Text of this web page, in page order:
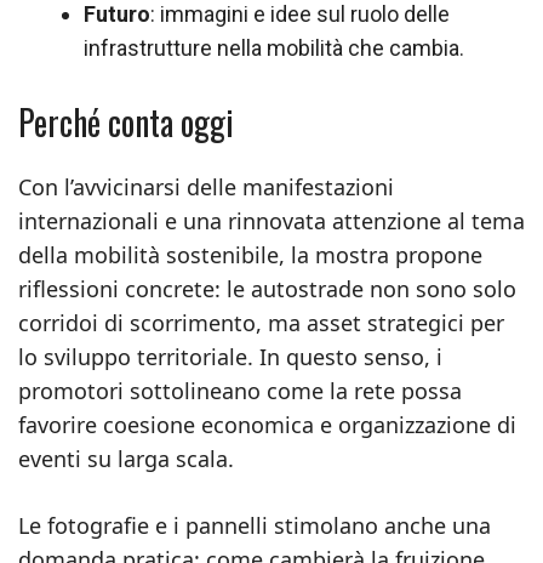
Futuro: immagini e idee sul ruolo delle
infrastrutture nella mobilità che cambia.
Perché conta oggi
Con l’avvicinarsi delle manifestazioni
internazionali e una rinnovata attenzione al tema
della mobilità sostenibile, la mostra propone
riflessioni concrete: le autostrade non sono solo
corridoi di scorrimento, ma asset strategici per
lo sviluppo territoriale. In questo senso, i
promotori sottolineano come la rete possa
favorire coesione economica e organizzazione di
eventi su larga scala.
Le fotografie e i pannelli stimolano anche una